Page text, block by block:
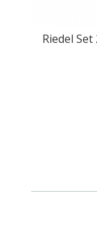
Riedel